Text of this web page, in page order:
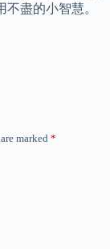
盡的小智慧。
marked*